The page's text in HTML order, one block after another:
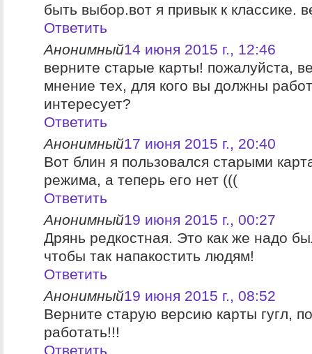
быть выбор.вот я привык к классике.
Ответить
Анонимный14 июня 2015 г., 12:46
верните старые карты! пожалуйста,
мнение тех, для кого вы должны
интересует?
Ответить
Анонимный17 июня 2015 г., 20:40
Вот блин я пользовался старыми
режима, а теперь его нет (((
Ответить
Анонимный19 июня 2015 г., 00:27
Дрянь редкостная. Это как же надо
чтобы так напакостить людям!
Ответить
Анонимный19 июня 2015 г., 08:52
Верните старую версию карты гугл,
работать!!!
Ответить